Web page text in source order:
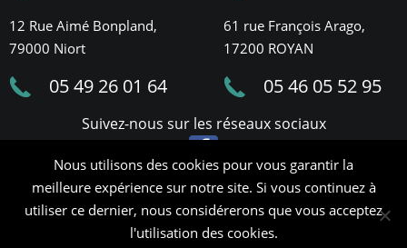
12 Rue Aimé Bonpland,
79000 Niort
05 49 26 01 64
61 rue François Arago,
17200 ROYAN
05 46 05 52 95
Suivez-nous sur les réseaux sociaux
Mentions légales
Politique de cookies
Demander un devis
Nous utilisons des cookies pour vous garantir la
meilleure expérience sur notre site. Si vous continuez à
utiliser ce dernier, nous considérerons que vous acceptez
l'utilisation des cookies.